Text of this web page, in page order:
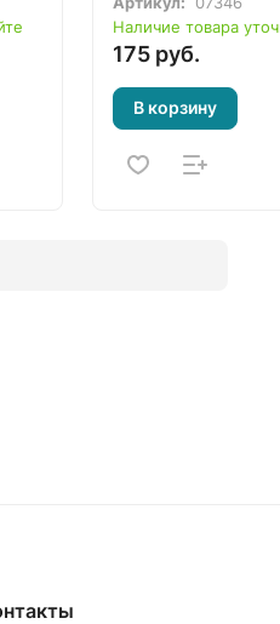
(125238-7,
125574-1)
Наличие товара
175 руб.
В корзину